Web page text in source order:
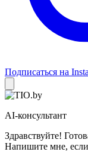
Подписаться на
AI-консультант
Здравствуйте!
Напишите мне, если